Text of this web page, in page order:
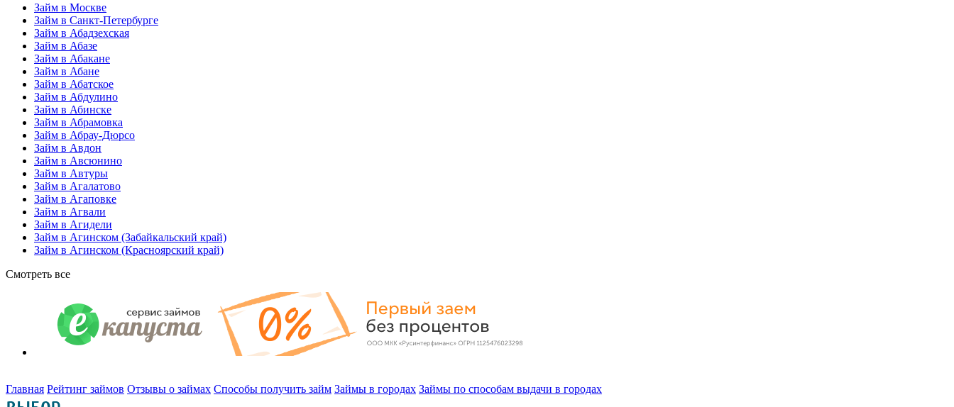
Займ в Москве
Займ в Санкт-Петербурге
Займ в Абадзехская
Займ в Абазе
Займ в Абакане
Займ в Абане
Займ в Абатское
Займ в Абдулино
Займ в Абинске
Займ в Абрамовка
Займ в Абрау-Дюрсо
Займ в Авдон
Займ в Авсюнино
Займ в Автуры
Займ в Агалатово
Займ в Агаповке
Займ в Агвали
Займ в Агидели
Займ в Агинском (Забайкальский край)
Займ в Агинском (Красноярский край)
Смотреть все
Главная Рейтинг займов Отзывы о займах Способы получить займ Займы в городах Займы по способам выдачи в городах